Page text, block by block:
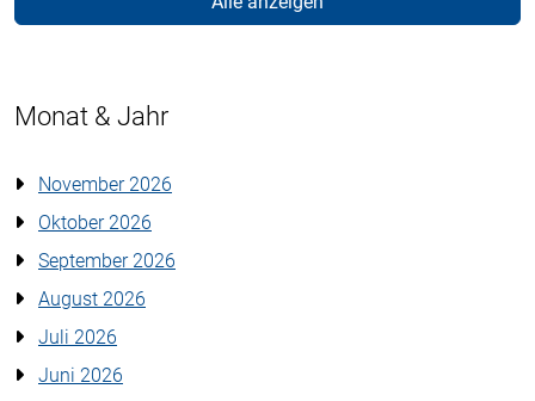
Monat & Jahr
November 2026
Oktober 2026
September 2026
August 2026
Juli 2026
Juni 2026